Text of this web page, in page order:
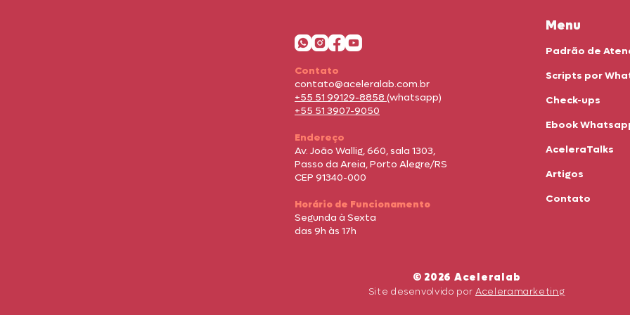
Menu
Contato
contato@aceleralab.com.br
+55 51 99129-8858 (whatsapp)
+55 51 3907-9050
Endereço
Av. João Wallig, 660, sala 1303,
Passo da Areia, Porto Alegre/RS
CEP 91340-000
Horário de Funcionamento
Segunda à Sexta
das 9h às 17h
Padrão de
Scripts por
Check-ups
Ebook
AceleraTalks
Artigos
Contato
© 2026 Aceleralab
Site desenvolvido por Aceleramarketing